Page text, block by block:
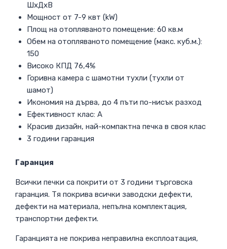
ШхДхВ
Мощност от 7-9 квт (kW)
Площ на отопляваното помещение: 60 кв.м
Обем на отопляваното помещение (макс. куб.м.):
150
Високо КПД 76,4%
Горивна камера с шамотни тухли (тухли от
шамот)
Икономия на дърва, до 4 пъти по-нисък разход
Ефективност клас: А
Красив дизайн, най-компактна печка в своя клас
3 години гаранция
Гаранция
Всички печки са покрити от 3 години търговска
гаранция. Тя покрива всички заводски дефекти,
дефекти на материала, непълна комплектация,
транспортни дефекти.
Гаранцията не покрива неправилна експлоатация,